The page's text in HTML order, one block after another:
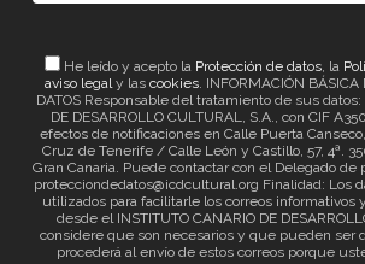
He leído y acepto la Protección de datos, la
aviso legaly lascookies. INFORMACIÓN BÁSICA
DATOS Responsable del tratamiento de sus datos:
DE DESARROLLO CULTURAL, S.A., con CIF
efectos de notificaciones en Calle Puerta
Cruz de Tenerife / Calle León y Castillo, 57, 4ª.
Gran Canaria. Puede contactar con el Delegado de
protecciondedatos@icdcultural.org Finalidad: Los
utilizados para facilitarle los correos informativos
desde el INSTITUTO CANARIO DE
considere que son necesarios y que pueden ser
procederá al envío de estos correos porque